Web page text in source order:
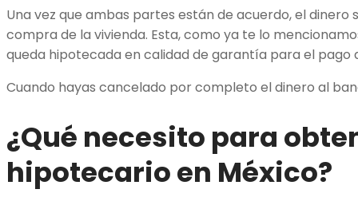
Una vez que ambas partes están de acuerdo, el dinero
compra de la vivienda. Esta, como ya te lo
queda hipotecada en calidad de garantía para el
Cuando hayas cancelado por completo el dinero al
¿Qué necesito para
hipotecario en México?